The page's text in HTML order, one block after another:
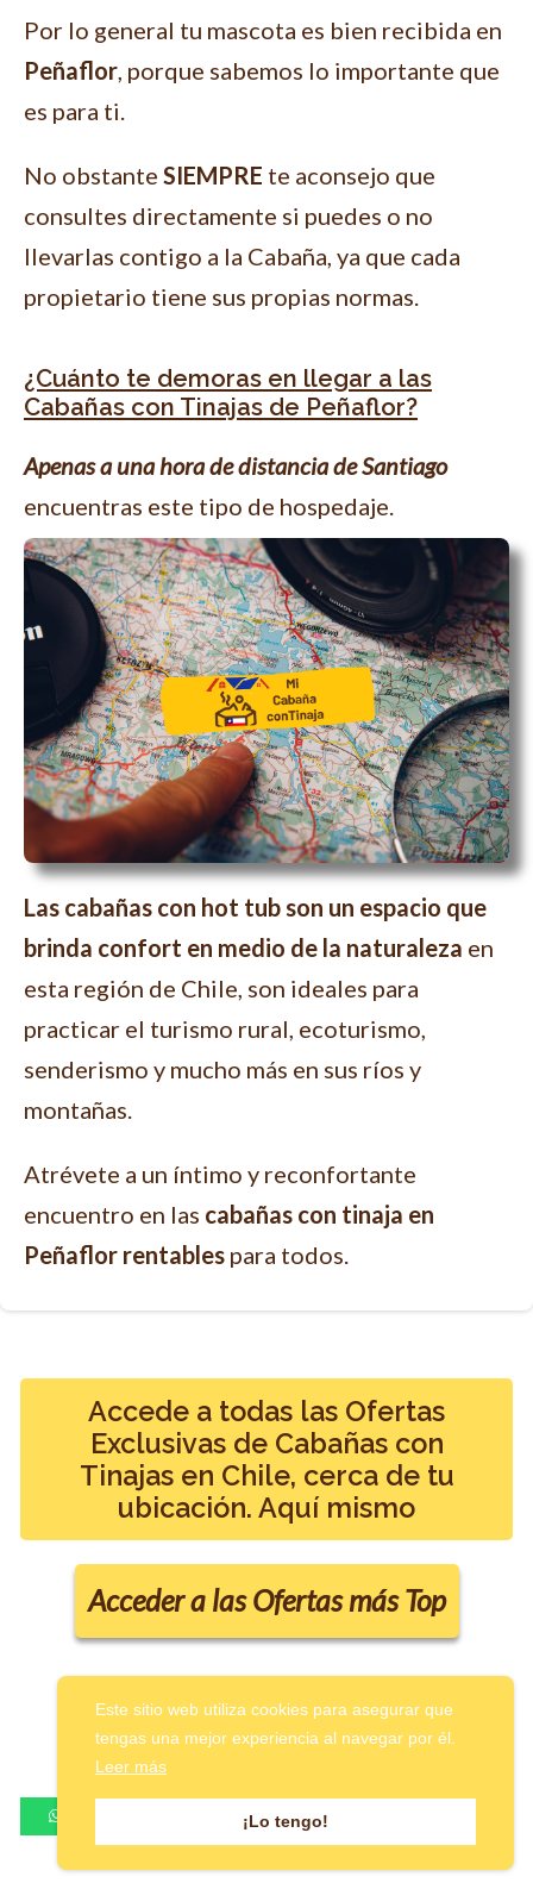
Por lo general tu mascota es bien recibida en
Peñaflor , porque sabemos lo importante que
es para ti.
No obstante SIEMPRE te aconsejo que
consultes directamente si puedes o no
llevarlas contigo a la Cabaña, ya que cada
propietario tiene sus propias normas.
¿Cuánto te demoras en llegar a las
Cabañas con Tinajas de Peñaflor?
Apenas a una hora de distancia de Santiago
encuentras este tipo de hospedaje.
Las cabañas con hot tub son un espacio que
brinda confort en medio de la naturaleza en
esta región de Chile, son ideales para
practicar el turismo rural, ecoturismo,
senderismo y mucho más en sus ríos y
montañas.
Atrévete a un íntimo y reconfortante
encuentro en las cabañas con tinaja en
Peñaflor rentables para todos.
Accede a todas las Ofertas
Exclusivas de Cabañas con
Tinajas en Chile, cerca de tu
ubicación. Aquí mismo
Acceder a las Ofertas más Top
¡Haz clic para puntuar este artículo!
Promedio:
Este sitio web utiliza cookies para asegurar que
tengas una mejor experiencia al navegar por él.
Leer más
¡Lo tengo!